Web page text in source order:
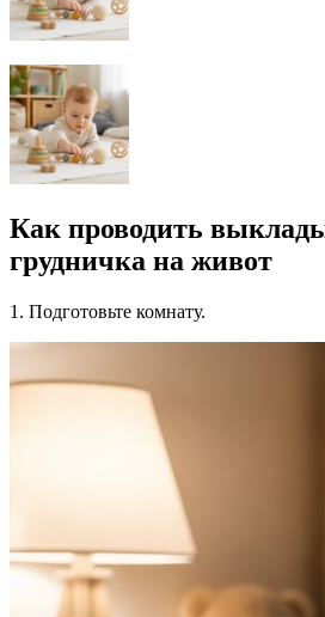
Как проводить
грудничка на живот
1. Подготовьте комнату.